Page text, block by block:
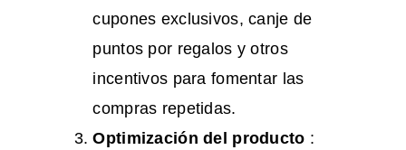
cupones exclusivos, canje de
puntos por regalos y otros
incentivos para fomentar las
compras repetidas.
Optimización del producto :